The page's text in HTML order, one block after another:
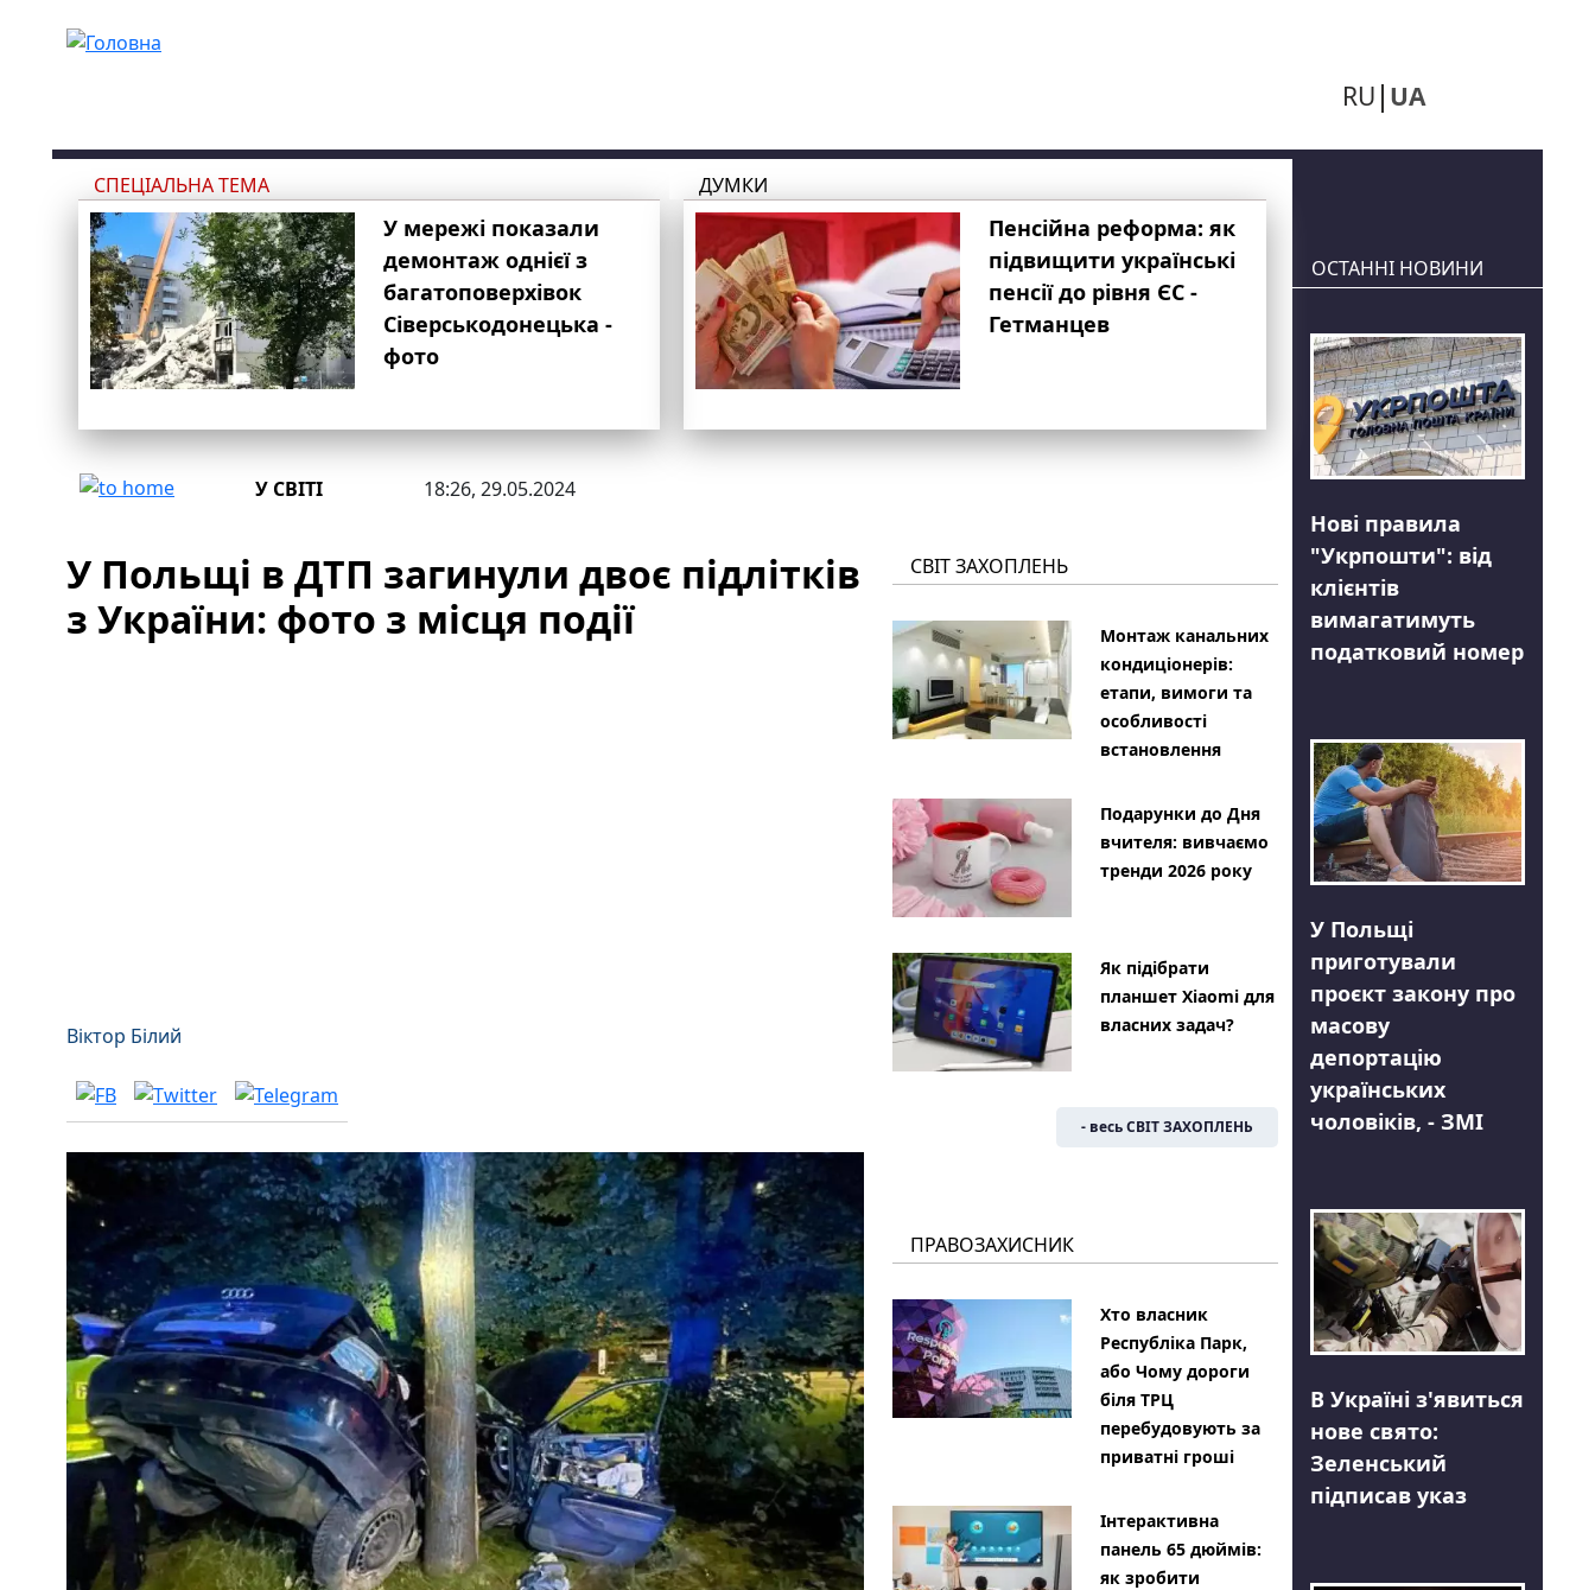
RU UA
СПЕЦІАЛЬНА ТЕМА
У мережі показали
демонтаж однієї з
багатоповерхівок
Сіверськодонецька -
фото
ДУМКИ
Пенсійна реформа: як
підвищити українські
пенсії до рівня ЄС -
Гетманцев
У СВІТІ 18:26, 29.05.2024
У Польщі в ДТП загинули двоє підлітків
з України: фото з місця події
Віктор Білий
СВІТ ЗАХОПЛЕНЬ
Монтаж канальних
кондиціонерів:
етапи, вимоги та
особливості
встановлення
Подарунки до Дня
вчителя: вивчаємо
тренди 2026 року
Як підібрати
планшет Xiaomi для
власних задач?
- весь СВІТ ЗАХОПЛЕНЬ
ПРАВОЗАХИСНИК
Хто власник
Республіка Парк,
або Чому дороги
біля ТРЦ
перебудовують за
приватні гроші
Інтерактивна
панель 65 дюймів:
як зробити
ОСТАННІ НОВИНИ
Нові правила
"Укрпошти": від
клієнтів
вимагатимуть
податковий номер
У Польщі
приготували
проєкт закону про
масову
депортацію
українських
чоловіків, - ЗМІ
В Україні з'явиться
нове свято:
Зеленський
підписав указ